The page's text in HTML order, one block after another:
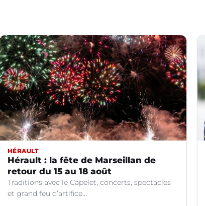
HÉRAULT
Hérault : la fête de Marseillan de
retour du 15 au 18 août
Traditions avec le Capelet, concerts, spectacles
et grand feu d’artifice...